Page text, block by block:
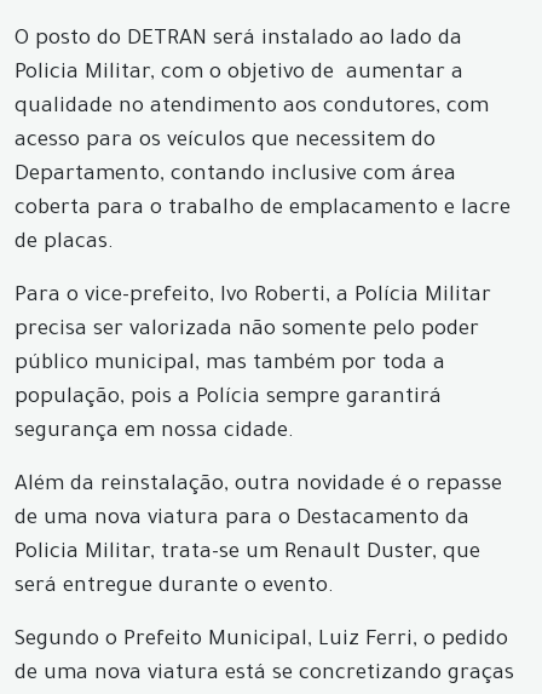
O posto do DETRAN será instalado ao lado da
Policia Militar, com o objetivo de aumentar a
qualidade no atendimento aos condutores, com
acesso para os veículos que necessitem do
Departamento, contando inclusive com área
coberta para o trabalho de emplacamento e lacre
de placas.
Para o vice-prefeito, Ivo Roberti, a Polícia Militar
precisa ser valorizada não somente pelo poder
público municipal, mas também por toda a
população, pois a Polícia sempre garantirá
segurança em nossa cidade.
Além da reinstalação, outra novidade é o repasse
de uma nova viatura para o Destacamento da
Policia Militar, trata-se um Renault Duster, que
será entregue durante o evento.
Segundo o Prefeito Municipal, Luiz Ferri, o pedido
de uma nova viatura está se concretizando graças